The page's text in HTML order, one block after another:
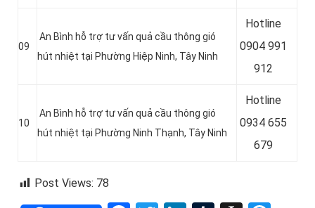
09
An Bình hỗ trợ tư vấn quả cầu thông gió
hút nhiệt tại Phường Hiệp Ninh, Tây Ninh
Hotline
0904 991
912
10
An Bình hỗ trợ tư vấn quả cầu thông gió
hút nhiệt tại Phường Ninh Thạnh, Tây Ninh
Hotline
0934 655
679
Post Views: 78